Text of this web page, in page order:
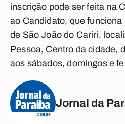
inscrição pode ser feita na
ao Candidato, que funciona
de São João do Cariri,
Pessoa, Centro da cidade,
aos sábados, domingos e
Jornal da